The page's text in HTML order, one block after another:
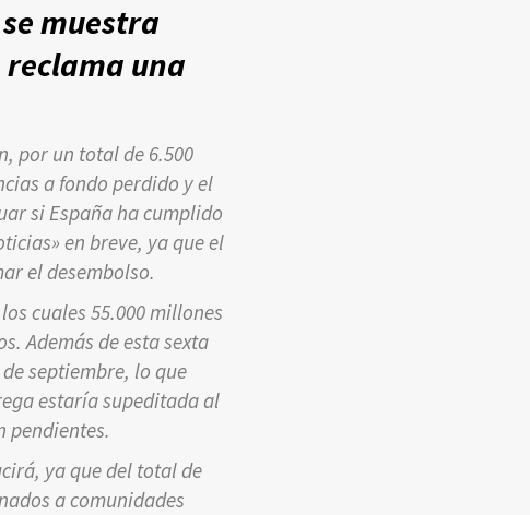
muestra
una
por un total de 6.500
a fondo perdido y el
si España ha cumplido
en breve, ya que el
el desembolso.
cuales 55.000 millones
Además de esta sexta
septiembre, lo que
estaría supeditada al
pendientes.
ya que del total de
a comunidades